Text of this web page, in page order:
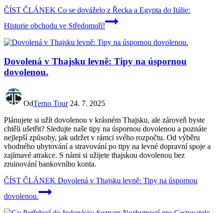
ČÍST ČLÁNEK Co se dováželo z Řecka a Egypta do Itálie:
Historie obchodu ve Středomoří!
Dovolená v Thajsku levně: Tipy na úspornou
dovolenou.
OdTerno Tour 24. 7. 2025
Plánujete si užít dovolenou v krásném Thajsku, ale zároveň byste
chtěli ušetřit? Sledujte naše tipy na úspornou dovolenou a poznáte
nejlepší způsoby, jak udržet v rámci svého rozpočtu. Od výběru
vhodného ubytování a stravování po tipy na levné dopravní spoje a
zajímavé atrakce. S námi si užijete thajskou dovolenou bez
zruinování bankovního konta.
ČÍST ČLÁNEK Dovolená v Thajsku levně: Tipy na úspornou
dovolenou.